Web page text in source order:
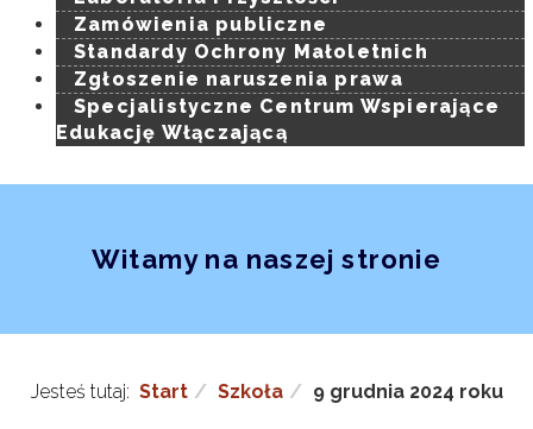
Zamówienia publiczne
Standardy Ochrony Małoletnich
Zgłoszenie naruszenia prawa
Specjalistyczne Centrum Wspierające
Edukację Włączającą
Witamy na naszej stronie
Jesteś tutaj: Start Szkoła 9 grudnia 2024 roku